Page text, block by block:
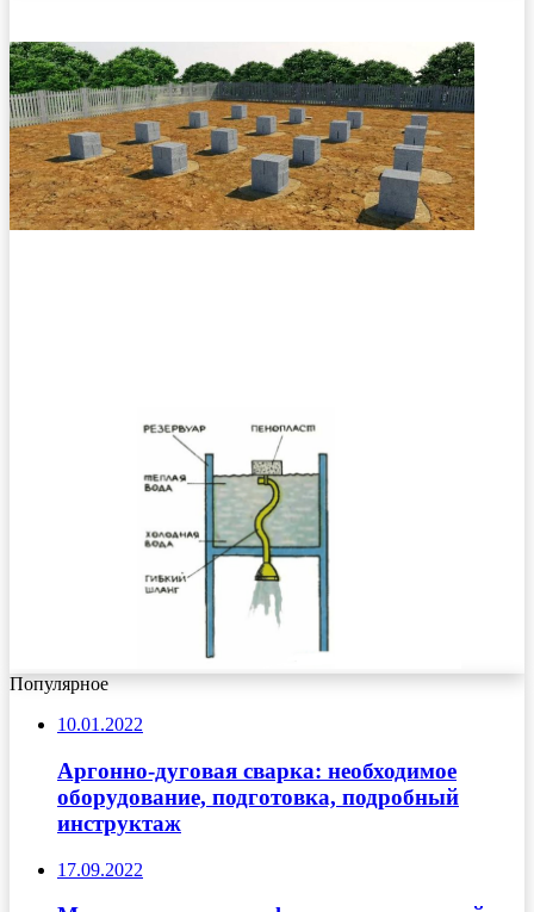
Популярное
10.01.2022
Аргонно-дуговая сварка: необходимое
оборудование, подготовка, подробный
инструктаж
17.09.2022